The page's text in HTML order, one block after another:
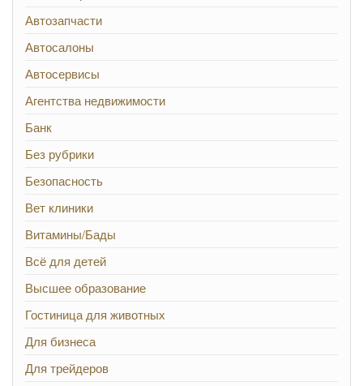
Автозапчасти
Автосалоны
Автосервисы
Агентства недвижимости
Банк
Без рубрики
Безопасность
Вет клиники
Витамины/Бады
Всё для детей
Высшее образование
Гостиница для животных
Для бизнеса
Для трейдеров